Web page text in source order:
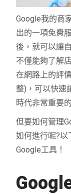
Google我的商
出的一項免費
後，就可以讓
不僅能夠了解
在網路上的評
整) ，可以快
時代非常重要
但要如何管理
如何進行呢?以
Google工具！